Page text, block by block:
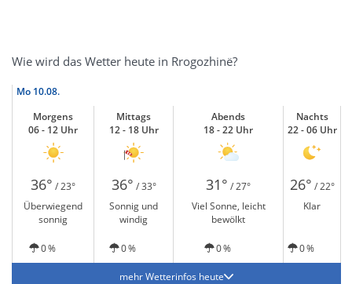
Wie wird das Wetter heute in Rrogozhinë?
Mo 10.08.
Morgens
06 - 12 Uhr
Mittags
12 - 18 Uhr
Abends
18 - 22 Uhr
Nachts
22 - 06 Uhr
36° / 23° 36° / 33° 31° / 27° 26° / 22°
Überwiegend
sonnig
Sonnig und
windig
Viel Sonne, leicht
bewölkt
Klar
0 % 0 % 0 % 0 %
mehr Wetterinfos heute